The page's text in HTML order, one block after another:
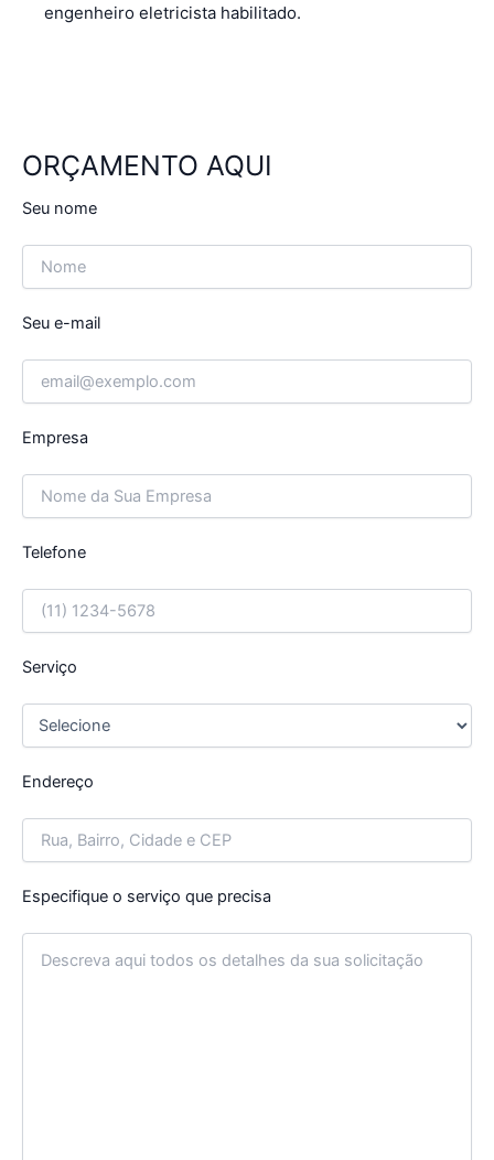
engenheiro eletricista habilitado.
ORÇAMENTO AQUI
Seu nome
Seu e-mail
Empresa
Telefone
Serviço
Endereço
Especifique o serviço que precisa